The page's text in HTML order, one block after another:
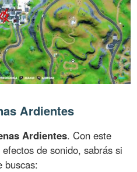
Ardientes
Ardientes. Con este
de sonido, sabrás si
buscas: